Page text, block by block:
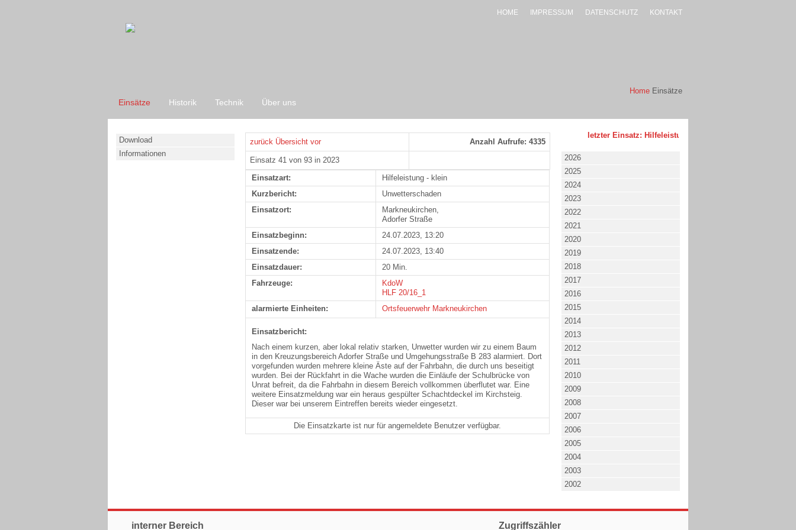
HOME IMPRESSUM DATENSCHUTZ KONTAKT
Home Einsätze
Einsätze Historik Technik Über uns
Download
Informationen
zurück Übersicht vor Anzahl Aufrufe: 4335
Einsatz 41 von 93 in 2023
Einsatzart:
Hilfeleistung - klein
Kurzbericht:
Unwetterschaden
Einsatzort:
Markneukirchen,
Adorfer Straße
Einsatzbeginn:
24.07.2023, 13:20
Einsatzende:
24.07.2023, 13:40
Einsatzdauer:
20 Min.
Fahrzeuge:
KdoW
HLF 20/16_1
alarmierte Einheiten:
Ortsfeuerwehr Markneukirchen
Einsatzbericht:
Nach einem kurzen, aber lokal relativ starken, Unwetter wurden wir zu einem Baum
in den Kreuzungsbereich Adorfer Straße und Umgehungsstraße B 283 alarmiert. Dort
vorgefunden wurden mehrere kleine Äste auf der Fahrbahn, die durch uns beseitigt
wurden. Bei der Rückfahrt in die Wache wurden die Einläufe der Schulbrücke von
Unrat befreit, da die Fahrbahn in diesem Bereich vollkommen überflutet war. Eine
weitere Einsatzmeldung war ein heraus gespülter Schachtdeckel im Kirchsteig.
Dieser war bei unserem Eintreffen bereits wieder eingesetzt.
Die Einsatzkarte ist nur für angemeldete Benutzer verfügbar.
letzter Einsatz: Hilfeleistung - klein - 02.08.2026 um 17:53
2026
2025
2024
2023
2022
2021
2020
2019
2018
2017
2016
2015
2014
2013
2012
2011
2010
2009
2008
2007
2006
2005
2004
2003
2002
interner Bereich Zugriffszähler